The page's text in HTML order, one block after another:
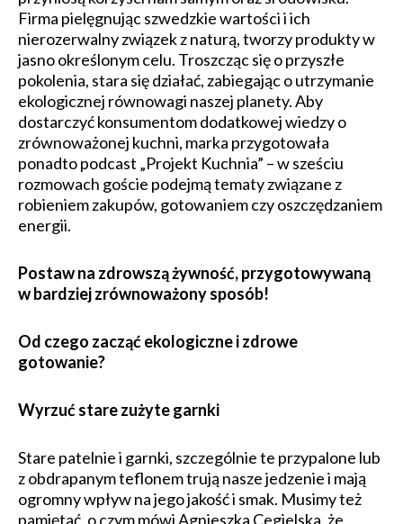
Firma pielęgnując szwedzkie wartości i ich
nierozerwalny związek z naturą, tworzy produkty w
jasno określonym celu. Troszcząc się o przyszłe
pokolenia, stara się działać, zabiegając o utrzymanie
ekologicznej równowagi naszej planety. Aby
dostarczyć konsumentom dodatkowej wiedzy o
zrównoważonej kuchni, marka przygotowała
ponadto podcast „Projekt Kuchnia” – w sześciu
rozmowach goście podejmą tematy związane z
robieniem zakupów, gotowaniem czy oszczędzaniem
energii.
Postaw na zdrowszą żywność, przygotowywaną
w bardziej zrównoważony sposób!
Od czego zacząć ekologiczne i zdrowe
gotowanie?
Wyrzuć stare zużyte garnki
Stare patelnie i garnki, szczególnie te przypalone lub
z obdrapanym teflonem trują nasze jedzenie i mają
ogromny wpływ na jego jakość i smak. Musimy też
pamiętać, o czym mówi Agnieszka Cegielska, że